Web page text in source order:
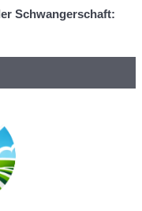
Schwangerschaft: